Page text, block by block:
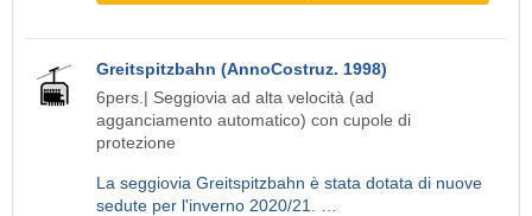
Greitspitzbahn (AnnoCostruz. 1998)
6pers.| Seggiovia ad alta velocità (ad
agganciamento automatico) con cupole di
protezione
La seggiovia Greitspitzbahn è stata dotata di nuove
sedute per l'inverno 2020/21. …